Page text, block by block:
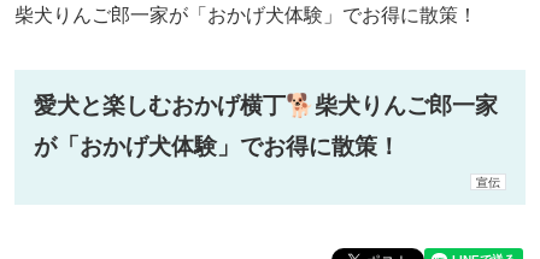
柴犬りんご郎一家が「おかげ犬体験」でお得に散策！
愛犬と楽しむおかげ横丁🐕柴犬りんご郎一家
が「おかげ犬体験」でお得に散策！
宣伝